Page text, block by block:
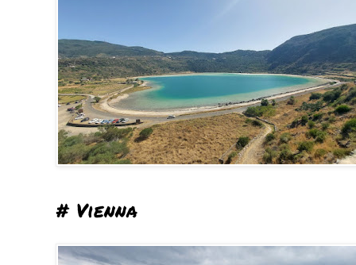
# Vienna